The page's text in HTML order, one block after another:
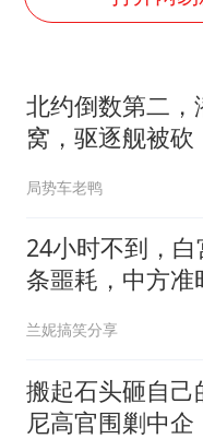
北约倒数第二，
窝，驱逐舰被砍
局势车老鸭
24小时不到，
条噩耗，中方准
兰妮搞笑分享
搬起石头砸自己
尼高官围剿中企